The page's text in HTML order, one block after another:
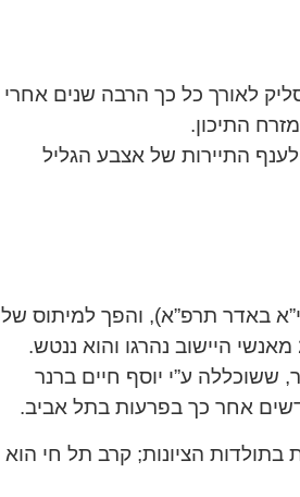
לאורך כל כך הרבה שנים אחרי
התיכון.
התיירות של אצבע הגליל
תל חי שהתרחש לפני 91 שנים, ב-1 במארס 1920 (י”א באדר תרפ”א), והפך למיתוס של
ששוכללה ע”י יוסף חיים ברנר
אחר כך בפרעות בתל אביב.
הציונות; קרב תל חי הוא